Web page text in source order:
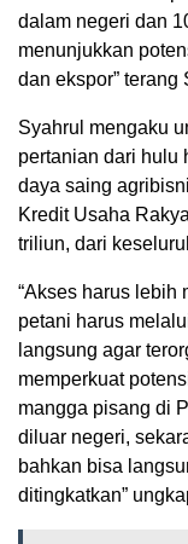
dalam negeri dan
menunjukkan
dan ekspor” terang
Syahrul mengaku
pertanian dari hulu
daya saing
Kredit Usaha
triliun, dari
“Akses harus lebih
petani harus
langsung agar
memperkuat
mangga pisang di
diluar negeri,
bahkan bisa
ditingkatkan”